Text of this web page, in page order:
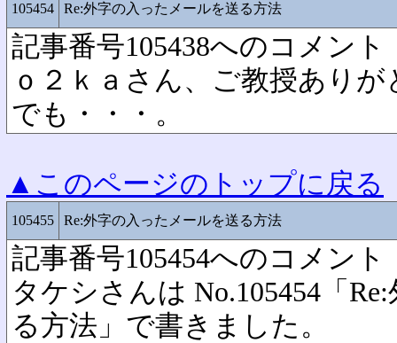
105454 Re:外字の入ったメールを送る方法
記事番号105438へのコメント
ｏ２ｋａさん、ご教授あり
でも・・・。
▲このページのトップに戻る
105455 Re:外字の入ったメールを送る方法
記事番号105454へのコメント
タケシさんは No.105454「
る方法」で書きました。